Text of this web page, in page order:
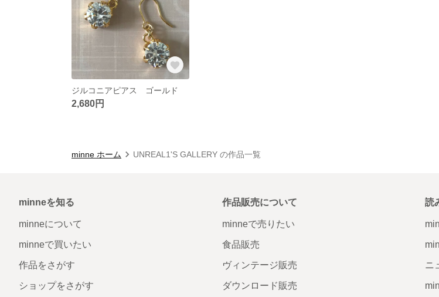
ジルコニアピアス ゴールド
2,680円
minne ホーム UNREAL1'S GALLERY の作品一覧
minneを知る
minneについて
minneで買いたい
作品をさがす
ショップをさがす
作品販売について
minneで売りたい
食品販売
ヴィンテージ販売
ダウンロード販売
読
ニ